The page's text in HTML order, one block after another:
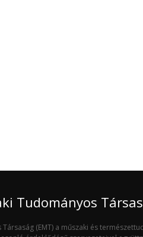
Tudományos
(EMT) a műszaki és